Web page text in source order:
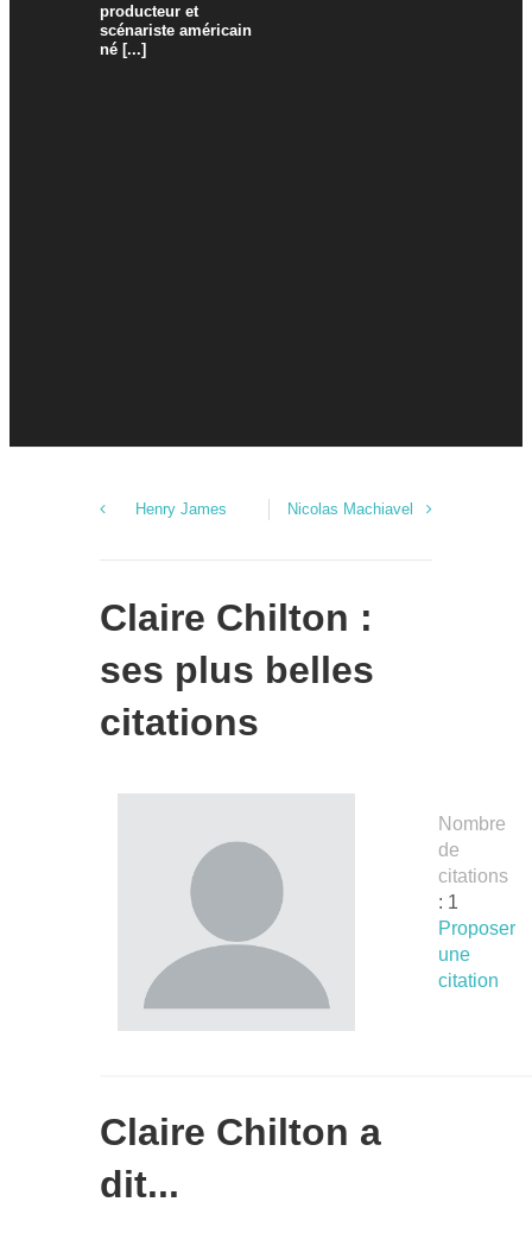
producteur et
scénariste américain
né [...]
Henry James Nicolas Machiavel
Claire Chilton :
ses plus belles
citations
Nombre
de
citations
: 1
Proposer
une
citation
Claire Chilton a
dit...